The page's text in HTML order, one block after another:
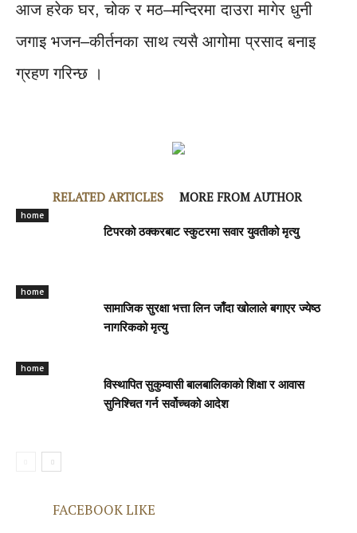
आज हरेक घर, चोक र मठ–मन्दिरमा दाउरा मागेर धुनी
जगाइ भजन–कीर्तनका साथ त्यसै आगोमा प्रसाद बनाइ
ग्रहण गरिन्छ ।
RELATED ARTICLES MORE FROM AUTHOR
home
टिपरको ठक्करबाट स्कुटरमा सवार युवतीको मृत्यु
home
सामाजिक सुरक्षा भत्ता लिन जाँदा खोलाले बगाएर ज्येष्ठ
नागरिकको मृत्यु
home
विस्थापित सुकुम्वासी बालबालिकाको शिक्षा र आवास
सुनिश्चित गर्न सर्वोच्चको आदेश
FACEBOOK LIKE